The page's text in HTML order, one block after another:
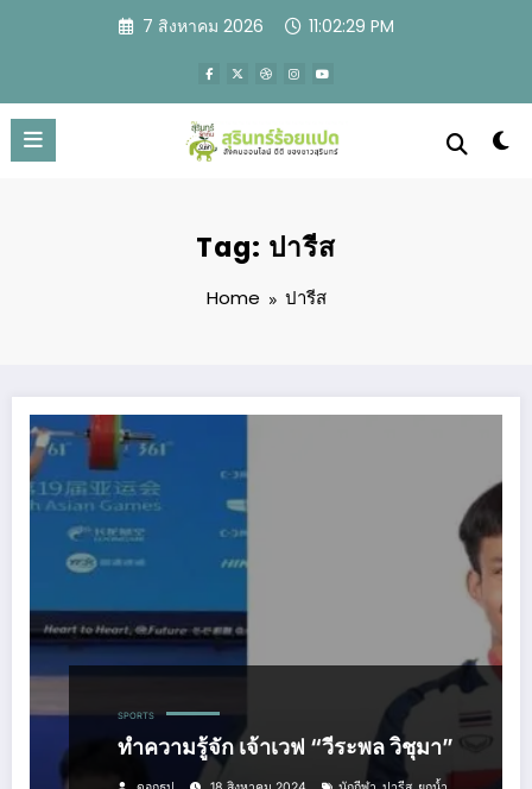
7 สิงหาคม 2026 11:02:30 PM
Tag: ปารีส
Home ปารีส
SPORTS
ทำความรู้จัก เจ้าเวฟ “วีระพล วิชุมา”